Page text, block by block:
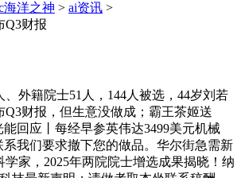
海洋之神 > ai资讯 >
Q3财报
外籍院士51人，144人被选，44岁刘若
Q3财报，但生意没做成；霸王茶姬送
能回应丨每经早参英伟达3499美元机械
系我们要求撤下您的做品。华尔街急需新
家，2025年两院院士增选成果揭晓！纳